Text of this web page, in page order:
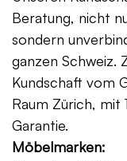
Beratung, nicht
sondern
ganzen Schweiz.
Kundschaft vom
Raum Zürich, mit
Garantie.
Möbelmarken: